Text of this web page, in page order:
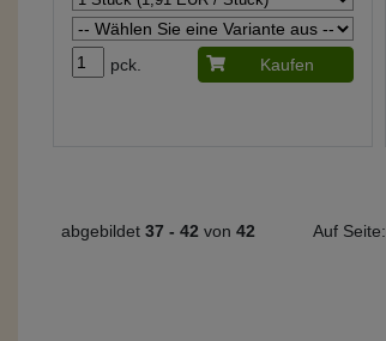
pck. Kaufen
abgebildet 37 - 42 von 42 Auf Seite: